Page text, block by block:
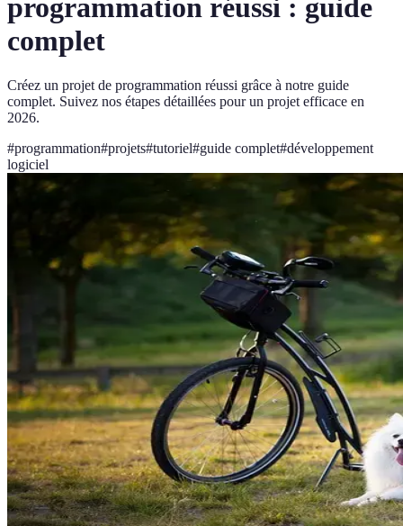
programmation réussi : guide
complet
Créez un projet de programmation réussi grâce à notre guide
complet. Suivez nos étapes détaillées pour un projet efficace en
2026.
#programmation#projets#tutoriel#guide complet#développement
logiciel